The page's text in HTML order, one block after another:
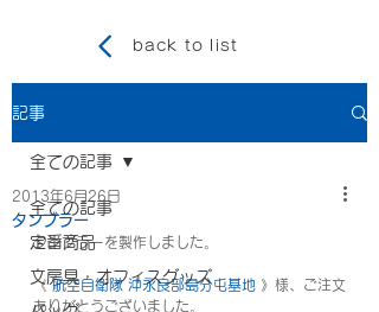
back to list
記事
全ての記事
定番商品
文房具・オフィスグッズ
全ての記事
タンブラー
2013年6月26日
タンブラーを製作しました。
《 航空自衛隊 沖永良部島分屯基地 》様、ご注文
ありがとうございました。